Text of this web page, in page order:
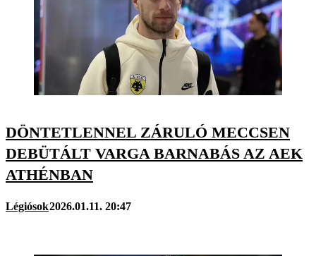
DÖNTETLENNEL ZÁRULÓ MECCSEN
DEBÜTÁLT VARGA BARNABÁS AZ AEK
ATHÉNBAN
Légiósok2026.01.11. 20:47